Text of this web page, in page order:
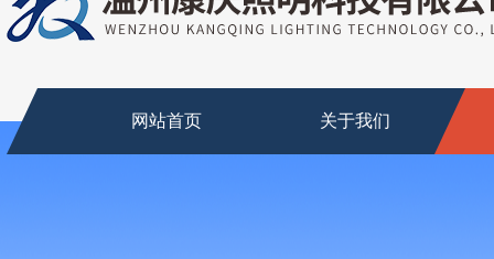
网站首页 关于我们